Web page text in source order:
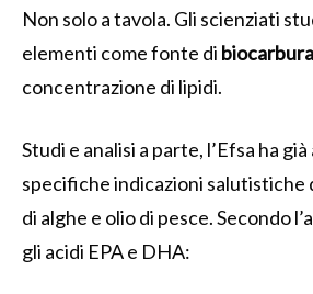
Non solo a tavola. Gli scienziati
elementi come fonte di
concentrazione di lipidi.
Studi e analisi a parte, l’Efsa ha
specifiche indicazioni salutistiche
di alghe e olio di pesce. Secondo
gli acidi EPA e DHA: